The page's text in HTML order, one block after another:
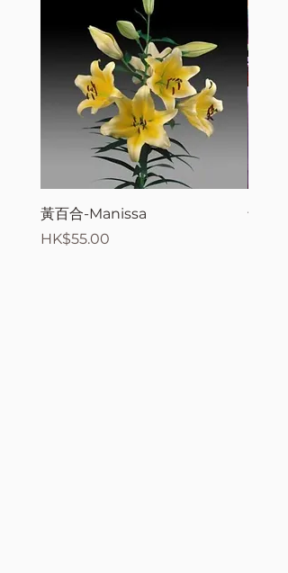
黃百合-Manissa
價格
HK$55.00
母親